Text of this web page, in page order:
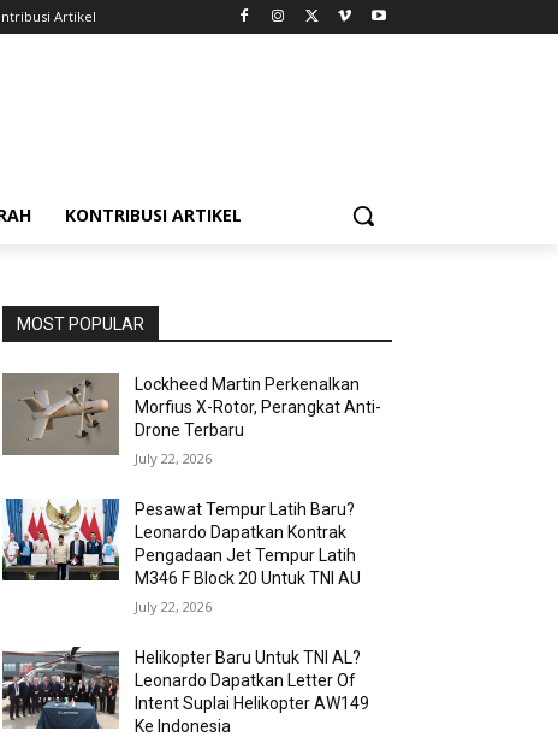
Artikel
KONTRIBUSI ARTIKEL
MOST POPULAR
Lockheed Martin Perkenalkan
Morfius X-Rotor, Perangkat Anti-
Drone Terbaru
July 22, 2026
Pesawat Tempur Latih Baru?
Leonardo Dapatkan Kontrak
Pengadaan Jet Tempur Latih
M346 F Block 20 Untuk TNI AU
July 22, 2026
Helikopter Baru Untuk TNI AL?
Leonardo Dapatkan Letter Of
Intent Suplai Helikopter AW149
Ke Indonesia